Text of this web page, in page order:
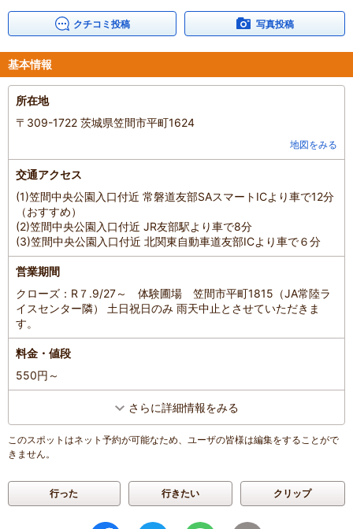
3人～5人
投稿日：2024年9月14日
クチコミ投稿 写真投稿
基本情報
所在地
〒309-1722 茨城県笠間市平町1624
地図をみる
交通アクセス
(1)笠間中央公園入口付近 常磐道友部SAスマートICより車で12分
（おすすめ）
(2)笠間中央公園入口付近 JR友部駅より車で8分
(3)笠間中央公園入口付近 北関東自動車道友部ICより車で６分
営業期間
クローズ：R７.9/27～ 体験圃場 笠間市平町1815（JA常陸ラ
イスセンター隣） 土日祝日のみ 雨天中止とさせていただきま
す。
料金・値段
550円～
さらに詳細情報をみる
このスポットはネット予約が可能なため、ユーザの皆様は編集をすることがで
きません。
行った 行きたい クリップ